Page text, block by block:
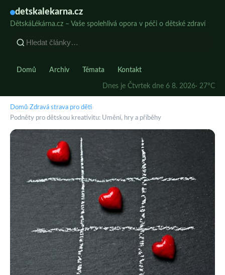
detskalekarna.cz
DětskáLékárna.cz – Vaše spolehlivá opora v péči o dětské zdraví
Domů Archiv Témata Kontakt
Dnes je Čtvrtek dne 6 8. 2026· 27°C
Domů›Zdravá strava pro děti›
Podněty pro dětskou kreativitu: Umění, hry a příběhy